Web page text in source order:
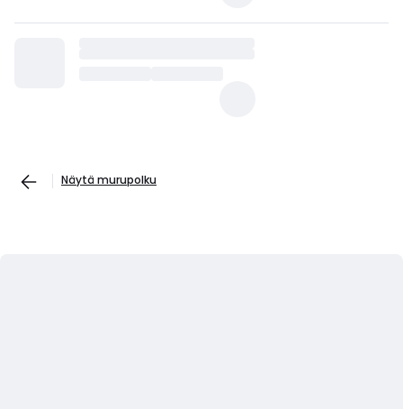
Näytä murupolku